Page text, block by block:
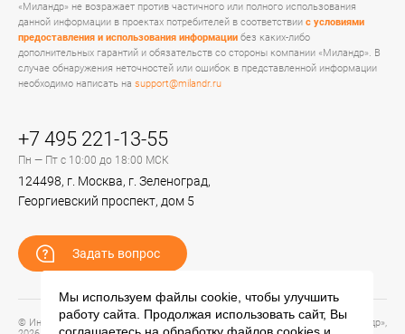
«Миландр» не возражает против частичного или полного использования
данной информации в проектах потребителей в соответствии с условиями
предоставления и использования информации без каких-либо
дополнительных гарантий и обязательств со стороны компании «Миландр». В
случае обнаружения неточностей или ошибок в представленной информации
необходимо написать на support@milandr.ru
+7 495 221-13-55
Пн — Пт с 10:00 до 18:00 МСК
124498, г. Москва, г. Зеленоград,
Георгиевский проспект, дом 5
Задать вопрос
© Информационный портал технической поддержки ЦП ИС АО «ПКК Миландр»,
Мы используем файлы cookie, чтобы улучшить
работу сайта. Продолжая использовать сайт, Вы